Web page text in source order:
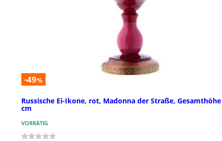
-49%
Russische Ei-Ikone, rot, Madonna der Straße,
cm
VORRÄTIG